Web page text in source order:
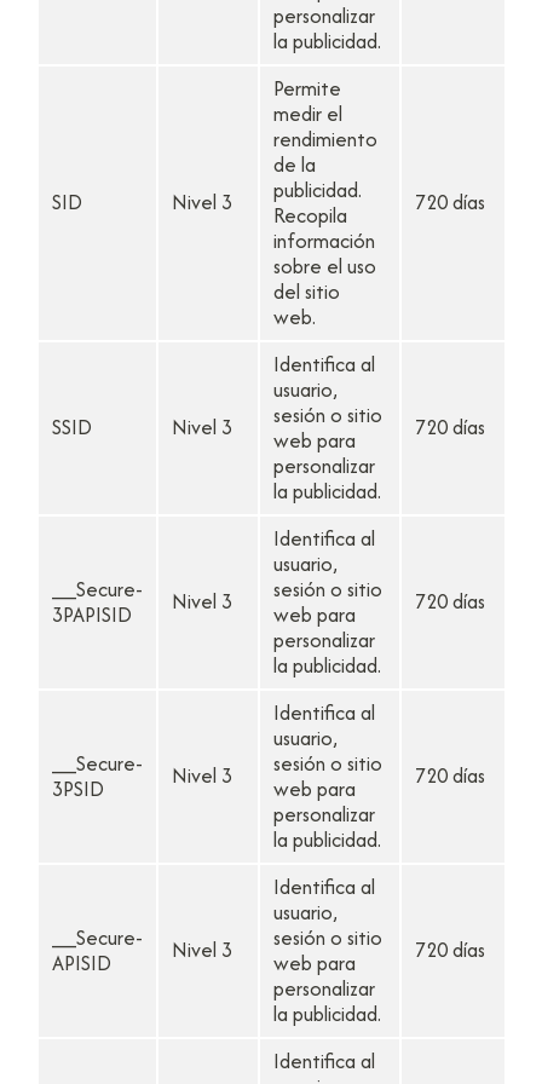
personalizar
la publicidad.
SID Nivel 3
Permite
medir el
rendimiento
de la
publicidad.
Recopila
información
sobre el uso
del sitio
web.
720 días
SSID Nivel 3
Identifica al
usuario,
sesión o sitio
web para
personalizar
la publicidad.
720 días
__Secure-
3PAPISID
Nivel 3
Identifica al
usuario,
sesión o sitio
web para
personalizar
la publicidad.
720 días
__Secure-
3PSID
Nivel 3
Identifica al
usuario,
sesión o sitio
web para
personalizar
la publicidad.
720 días
__Secure-
APISID
Nivel 3
Identifica al
usuario,
sesión o sitio
web para
personalizar
la publicidad.
720 días
Identifica al